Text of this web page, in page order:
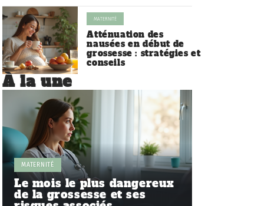
MATERNITÉ
Atténuation des
nausées en début de
grossesse : stratégies et
conseils
À la une
MATERNITÉ
Le mois le plus dangereux
de la grossesse et ses